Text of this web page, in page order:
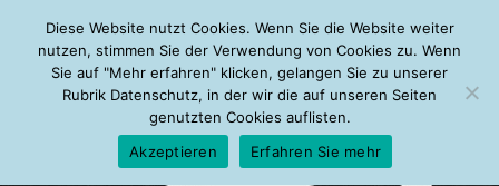
Thursday, 06.08.2026
Mein Account
About Autoren Leseempfehlungen FAQ
Diese Website nutzt Cookies. Wenn Sie die Website weiter
nutzen, stimmen Sie der Verwendung von Cookies zu. Wenn
Sie auf "Mehr erfahren" klicken, gelangen Sie zu unserer
Rubrik Datenschutz, in der wir die auf unseren Seiten
genutzten Cookies auflisten.
Akzeptieren
Erfahren Sie mehr